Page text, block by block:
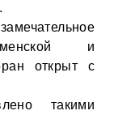
и
открыт с
такими